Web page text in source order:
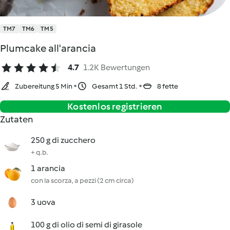
TM7 TM6 TM5
Plumcake all'arancia
4.7 1.2K Bewertungen
Zubereitung 5 Min Gesamt 1 Std. 8 fette
Kostenlos registrieren
Zutaten
250 g di zucchero
+ q.b.
1 arancia
con la scorza, a pezzi (2 cm circa)
3 uova
100 g di olio di semi di girasole